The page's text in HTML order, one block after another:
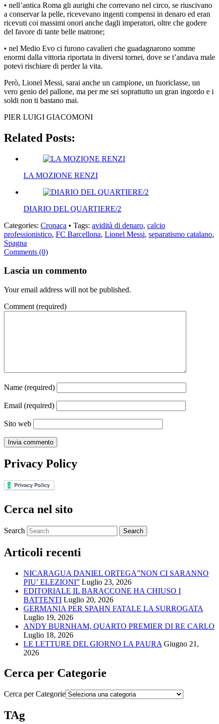
• nell’antica Roma gli aurighi che correvano nel circo, se riuscivano
a conservar la pelle, ricevevano ingenti compensi in denaro ed eran
ricevuti coi massimi onori anche dagli imperatori, oltre che godere
del favore di tante belle matrone;
• nel Medio Evo ci furono cavalieri che guadagnarono somme
enormi dalla vittoria riportata in diversi tornei, dove se t’andava male
potevi rischiare di perder la vita.
Però, Lionel Messi, sarai anche un campione, un fuoriclasse, un
vero genio del pallone, ma per me sei soprattutto un gran ingordo e i
soldi non ti bastano mai.
PIER LUIGI GIACOMONI
Related Posts:
LA MOZIONE RENZI
DIARIO DEL QUARTIERE/2
Categories: Cronaca • Tags: avidità di denaro, calcio
professionistico, FC Barcellona, Lionel Messi, separatismo catalano,
Spagna
Comments (0)
Lascia un commento
Your email address will not be published.
Comment (required)
Name (required)
Email (required)
Sito web
Privacy Policy
Cerca nel sito
Search
Articoli recenti
NICARAGUA DANIEL ORTEGA”NON CI SARANNO
PIU’ ELEZIONI” Luglio 23, 2026
EDITORIALE IL BARACCONE HA CHIUSO I
BATTENTI Luglio 20, 2026
GERMANIA PER SPAHN FATALE LA SURROGATA
Luglio 19, 2026
ANDY BURNHAM, QUARTO PREMIER DI RE CARLO
Luglio 18, 2026
LE LETTURE DEL GIORNO LA PAURA Giugno 21,
2026
Cerca per Categorie
Cerca per Categorie
TAg